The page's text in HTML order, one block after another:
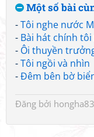
Một số bài
-Tôi nghe nước
- Bài hát chính tôi
- Ôi thuyền
-Tôi ngồi và nhìn
-Đêm bên bờ
Đăng bởi hongha83